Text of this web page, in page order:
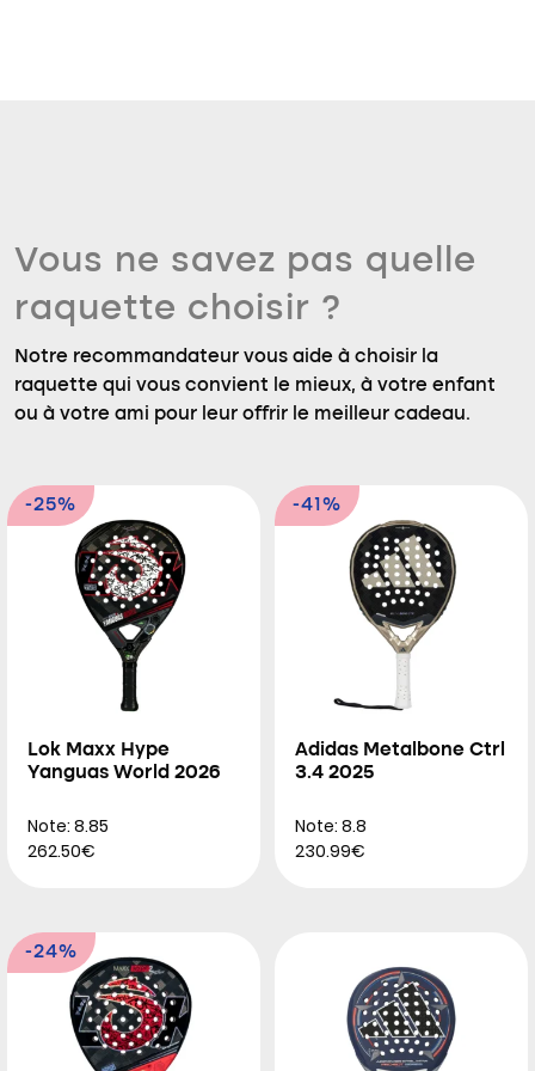
Vous ne savez pas quelle
raquette choisir ?
Notre recommandateur vous aide à choisir la
raquette qui vous convient le mieux, à votre enfant
ou à votre ami pour leur offrir le meilleur cadeau.
-25%
Lok Maxx Hype
Yanguas World 2026
Note: 8.85
262.50€
-41%
Adidas Metalbone Ctrl
3.4 2025
Note: 8.8
230.99€
-24%